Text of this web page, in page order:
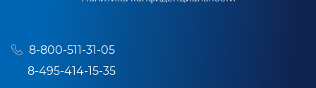
8-800-511-31-05
8-495-414-15-35